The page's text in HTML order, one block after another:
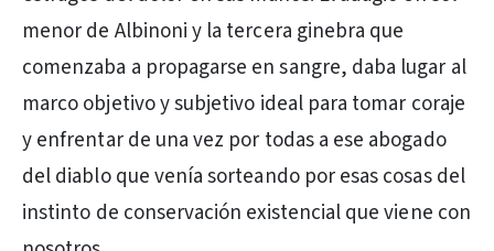
menor de Albinoni y la tercera ginebra que
comenzaba a propagarse en sangre, daba lugar al
marco objetivo y subjetivo ideal para tomar coraje
y enfrentar de una vez por todas a ese abogado
del diablo que venía sorteando por esas cosas del
instinto de conservación existencial que viene con